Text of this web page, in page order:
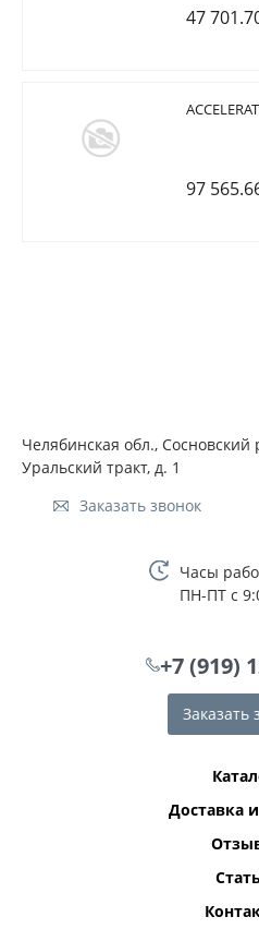
47
97
Челябинская обл.,
Уральский тракт, д. 1
Заказать звонок
Часы
ПН-ПТ с
+7 (919)
Заказать
Доставка